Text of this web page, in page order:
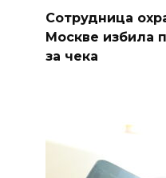
Сотрудница
Москве избила
за чека